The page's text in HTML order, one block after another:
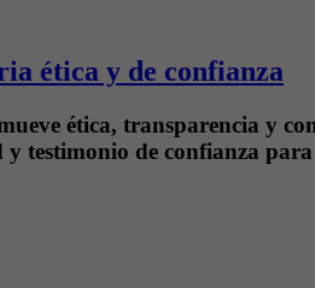
ética y de confianza
ética, transparencia y
testimonio de confianza para